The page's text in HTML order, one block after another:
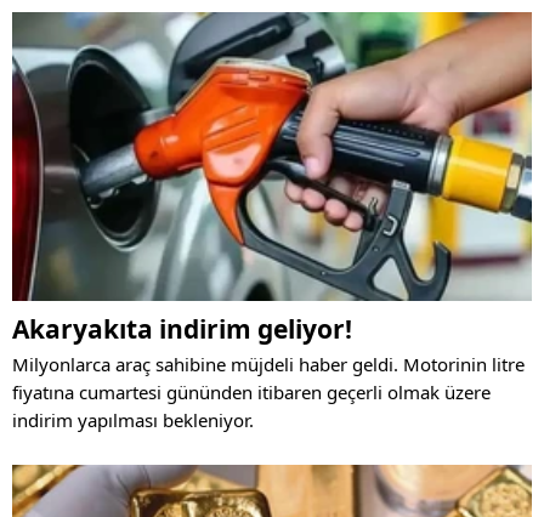
Akaryakıta indirim geliyor!
Milyonlarca araç sahibine müjdeli haber geldi. Motorinin litre
fiyatına cumartesi gününden itibaren geçerli olmak üzere
indirim yapılması bekleniyor.